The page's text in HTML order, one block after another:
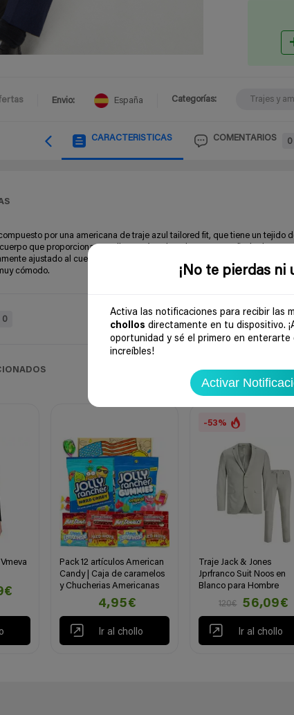
¡No te pierdas ni
Activa las notificaciones para recibir las
chollos directamente en tu dispositivo.
oportunidad y sé el primero en enterarte
increíbles!
Activar
Envio: España Categorías: Trajes y
CARACTERISTICAS COMENTARIOS 0
por una americana de traje azul tailored fit, que tiene un tejido
que proporciona una silueta cómoda y viene acompañada de un
ajustado al cuerpo que proporciona una silueta cómo da y
cómodo.
0
Pack 12 artículos American
Candy | Caja de caramelos
y Chucherias Americanas
4,95€
Ir al chollo
-53%
Traje Jack & Jones
Jprfranco Suit Noos en
Blanco para Hombre
120€
56,09€
Ir al chollo